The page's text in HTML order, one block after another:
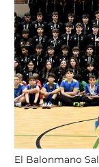
El Balonmano